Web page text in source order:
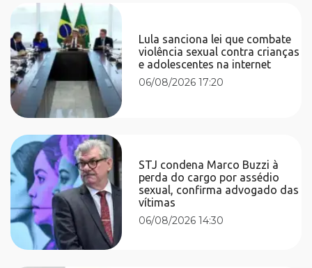
Lula sanciona lei que combate
violência sexual contra crianças
e adolescentes na internet
06/08/2026 17:20
STJ condena Marco Buzzi à
perda do cargo por assédio
sexual, confirma advogado das
vítimas
06/08/2026 14:30